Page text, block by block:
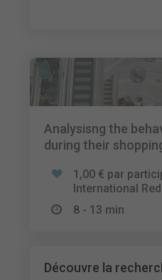
Analysisng the
during their
1,00 € par
International
8 - 13 min
Découvre la